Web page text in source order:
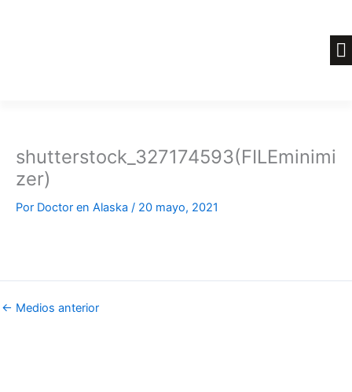
shutterstock_327174593(FILEminimi
zer)
Por Doctor en Alaska / 20 mayo, 2021
← Medios anterior